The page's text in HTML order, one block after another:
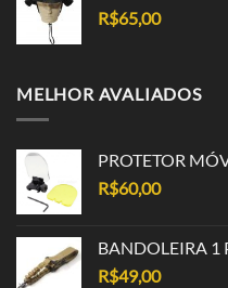
R$65,00
MELHOR AVALIADOS
PROTETOR
R$60,00
BANDOLEIRA 1
R$49,00